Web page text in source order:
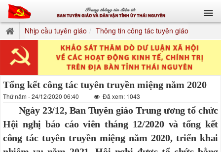
Nhịp cầu tuyên giáo Thông tin công tác tuyên giáo
Tổng kết công tác tuyên truyền miệng năm 2020
Thứ năm - 24/12/2020 06:40 Đã xem: 1043
Ngày 23/12, Ban Tuyên giáo Trung ương tổ chức
Hội nghị báo cáo viên tháng 12/2020 và tổng kết
công tác tuyên truyền miệng năm 2020, triển khai